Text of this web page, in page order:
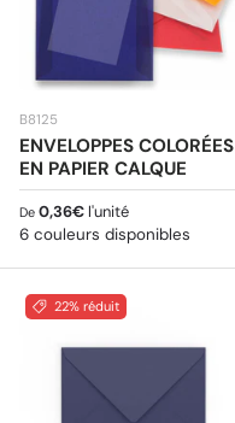
B8125
ENVELOPPES COLORÉES
EN PAPIER CALQUE
Prix habituel
De 0,36€ l'unité
6 couleurs disponibles
22% réduit